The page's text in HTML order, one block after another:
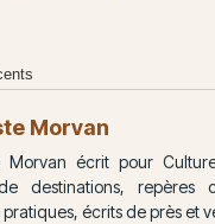
Morvan
Morvan écrit pour
destinations, repères
écrits de près et